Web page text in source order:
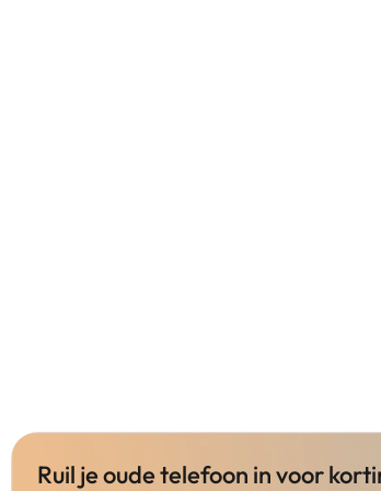
Ruil je oude telefoon in voor